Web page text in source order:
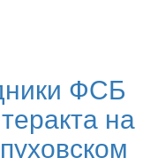
ФСБ
на